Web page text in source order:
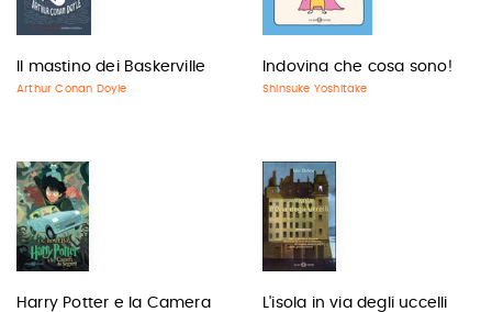
Il mastino dei Baskerville
Arthur Conan Doyle
Indovina che cosa sono!
Shinsuke Yoshitake
Harry Potter e la Camera
L'isola in via degli uccelli